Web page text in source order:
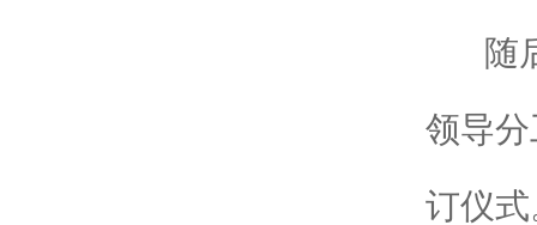
随后
领导
订仪